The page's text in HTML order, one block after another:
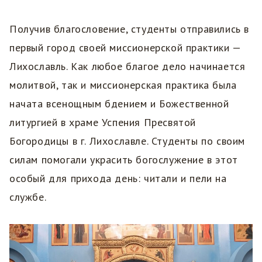
Получив благословение, студенты отправились в
первый город своей миссионерской практики —
Лихославль. Как любое благое дело начинается
молитвой, так и миссионерская практика была
начата всенощным бдением и Божественной
литургией в храме Успения Пресвятой
Богородицы в г. Лихославле. Студенты по своим
силам помогали украсить богослужение в этот
особый для прихода день: читали и пели на
службе.